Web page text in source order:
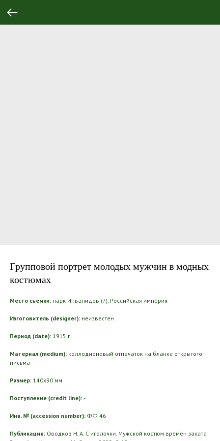
Групповой портрет молодых мужчин в модных
костюмах
Место съёмки: парк Инвалидов (?), Российская империя
Изготовитель (designer): неизвестен
Период (date): 1915 г.
Материал (medium): коллодионовый отпечаток на бланке открытого
письма
Размер: 140х90 мм
Поступление (credit line): -
Инв. № (accession number): ФФ 46
Публикация: Оводков Н. А. С иголочки. Мужской костюм времён заката